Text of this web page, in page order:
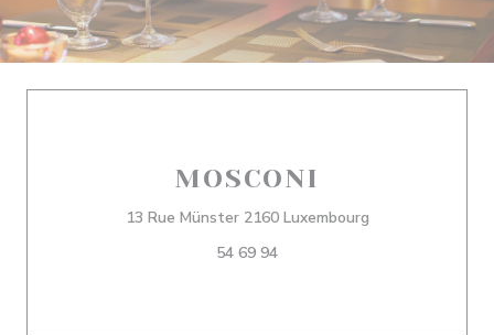
MOSCONI
13 Rue Münster 2160 Luxembourg((otevře se v
54 69 94